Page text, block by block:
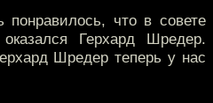
понравилось, что в совете
Герхард Шредер.
Шредер теперь у нас